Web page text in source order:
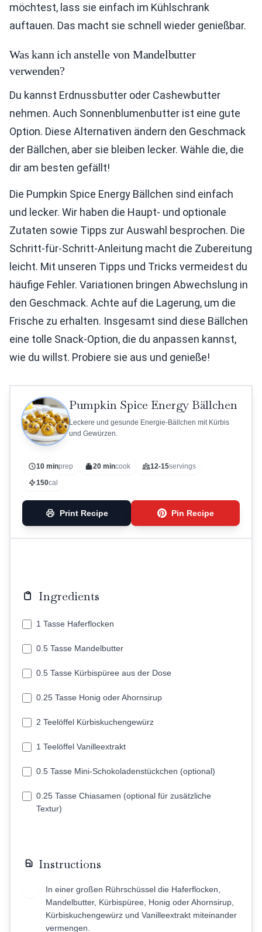
möchtest, lass sie einfach im Kühlschrank
auftauen. Das macht sie schnell wieder genießbar.
Was kann ich anstelle von Mandelbutter
verwenden?
Du kannst Erdnussbutter oder Cashewbutter
nehmen. Auch Sonnenblumenbutter ist eine gute
Option. Diese Alternativen ändern den Geschmack
der Bällchen, aber sie bleiben lecker. Wähle die, die
dir am besten gefällt!
Die Pumpkin Spice Energy Bällchen sind einfach
und lecker. Wir haben die Haupt- und optionale
Zutaten sowie Tipps zur Auswahl besprochen. Die
Schritt-für-Schritt-Anleitung macht die Zubereitung
leicht. Mit unseren Tipps und Tricks vermeidest du
häufige Fehler. Variationen bringen Abwechslung in
den Geschmack. Achte auf die Lagerung, um die
Frische zu erhalten. Insgesamt sind diese Bällchen
eine tolle Snack-Option, die du anpassen kannst,
wie du willst. Probiere sie aus und genieße!
Pumpkin Spice Energy Bällchen
Leckere und gesunde Energie-Bällchen mit Kürbis
und Gewürzen.
10 minprep 20 mincook 12-15servings
150cal
Print Recipe Pin Recipe
Ingredients
1 Tasse Haferflocken
0.5 Tasse Mandelbutter
0.5 Tasse Kürbispüree aus der Dose
0.25 Tasse Honig oder Ahornsirup
2 Teelöffel Kürbiskuchengewürz
1 Teelöffel Vanilleextrakt
0.5 Tasse Mini-Schokoladenstückchen (optional)
0.25 Tasse Chiasamen (optional für zusätzliche
Textur)
Instructions
In einer großen Rührschüssel die Haferflocken,
Mandelbutter, Kürbispüree, Honig oder Ahornsirup,
Kürbiskuchengewürz und Vanilleextrakt miteinander
vermengen.